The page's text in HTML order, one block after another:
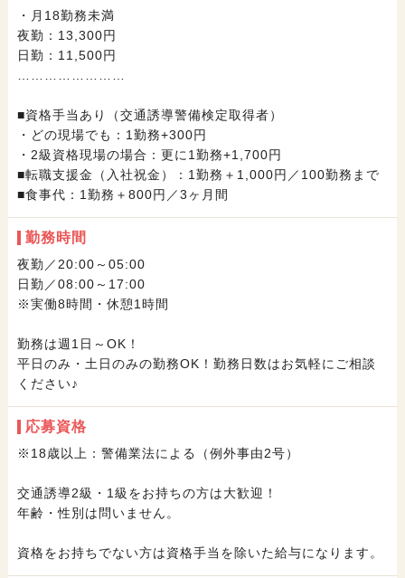
・月18勤務未満
夜勤：13,300円
日勤：11,500円
■資格手当あり（交通誘導警備検定取得者）
・どの現場でも：1勤務+300円
・2級資格現場の場合：更に1勤務+1,700円
■転職支援金（入社祝金）：1勤務＋1,000円／100勤務まで
■食事代：1勤務＋800円／3ヶ月間
勤務時間
夜勤／20:00～05:00
日勤／08:00～17:00
※実働8時間・休憩1時間
勤務は週1日～OK！
平日のみ・土日のみの勤務OK！勤務日数はお気軽にご相談
ください♪
応募資格
※18歳以上：警備業法による（例外事由2号）
交通誘導2級・1級をお持ちの方は大歓迎！
年齢・性別は問いません。
資格をお持ちでない方は資格手当を除いた給与になります。